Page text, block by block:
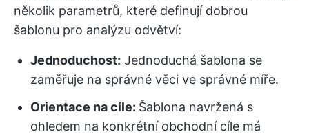
několik parametrů, které definují dobrou
šablonu pro analýzu odvětví:
Jednoduchost: Jednoduchá šablona se
zaměřuje na správné věci ve správné míře.
Orientace na cíle: Šablona navržená s
ohledem na konkrétní obchodní cíle má